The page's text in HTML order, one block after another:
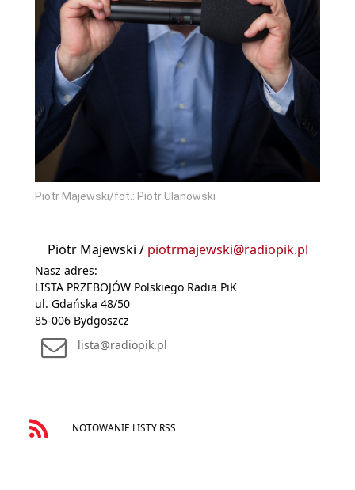
Piotr Majewski/fot.: Piotr Ulanowski
Piotr Majewski / piotrmajewski@radiopik.pl
Nasz adres:
LISTA PRZEBOJÓW Polskiego Radia PiK
ul. Gdańska 48/50
85-006 Bydgoszcz
lista@radiopik.pl
NOTOWANIE LISTY RSS